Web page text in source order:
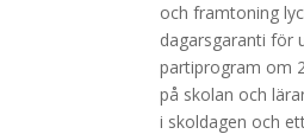
och framtoning
dagarsgaranti för
partiprogram om
på skolan och
i skoldagen och